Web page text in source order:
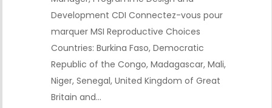
Development CDI Connectez-vous pour
marquer MSI Reproductive Choices
Countries: Burkina Faso, Democratic
Republic of the Congo, Madagascar, Mali,
Niger, Senegal, United Kingdom of Great
Britain and…